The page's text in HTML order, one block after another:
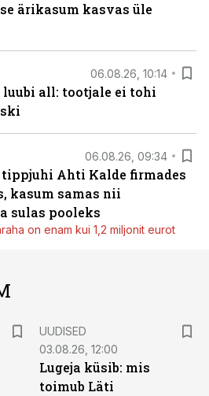
ärikasum kasvas üle
06.08.26, 10:14
all: tootjale ei tohi
06.08.26, 09:34
tippjuhi Ahti Kalde firmades
kasum samas nii
sulas pooleks
on enam kui 1,2 miljonit eurot
UUDISED
03.08.26, 12:00
Lugeja küsib: mis
toimub Läti